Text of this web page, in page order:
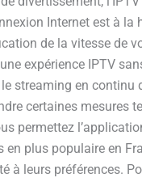
Internet est à la
de la vitesse de
expérience IPTV
streaming en continu
certaines mesures
permettez
plus populaire en
à leurs préférences.